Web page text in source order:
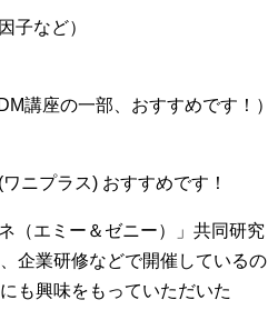
子など）
講座の一部、おすすめです！）
ニプラス) おすすめです！
（エミー＆ゼニー）」共同研究
企業研修などで開催しているの
も興味をもっていただいた